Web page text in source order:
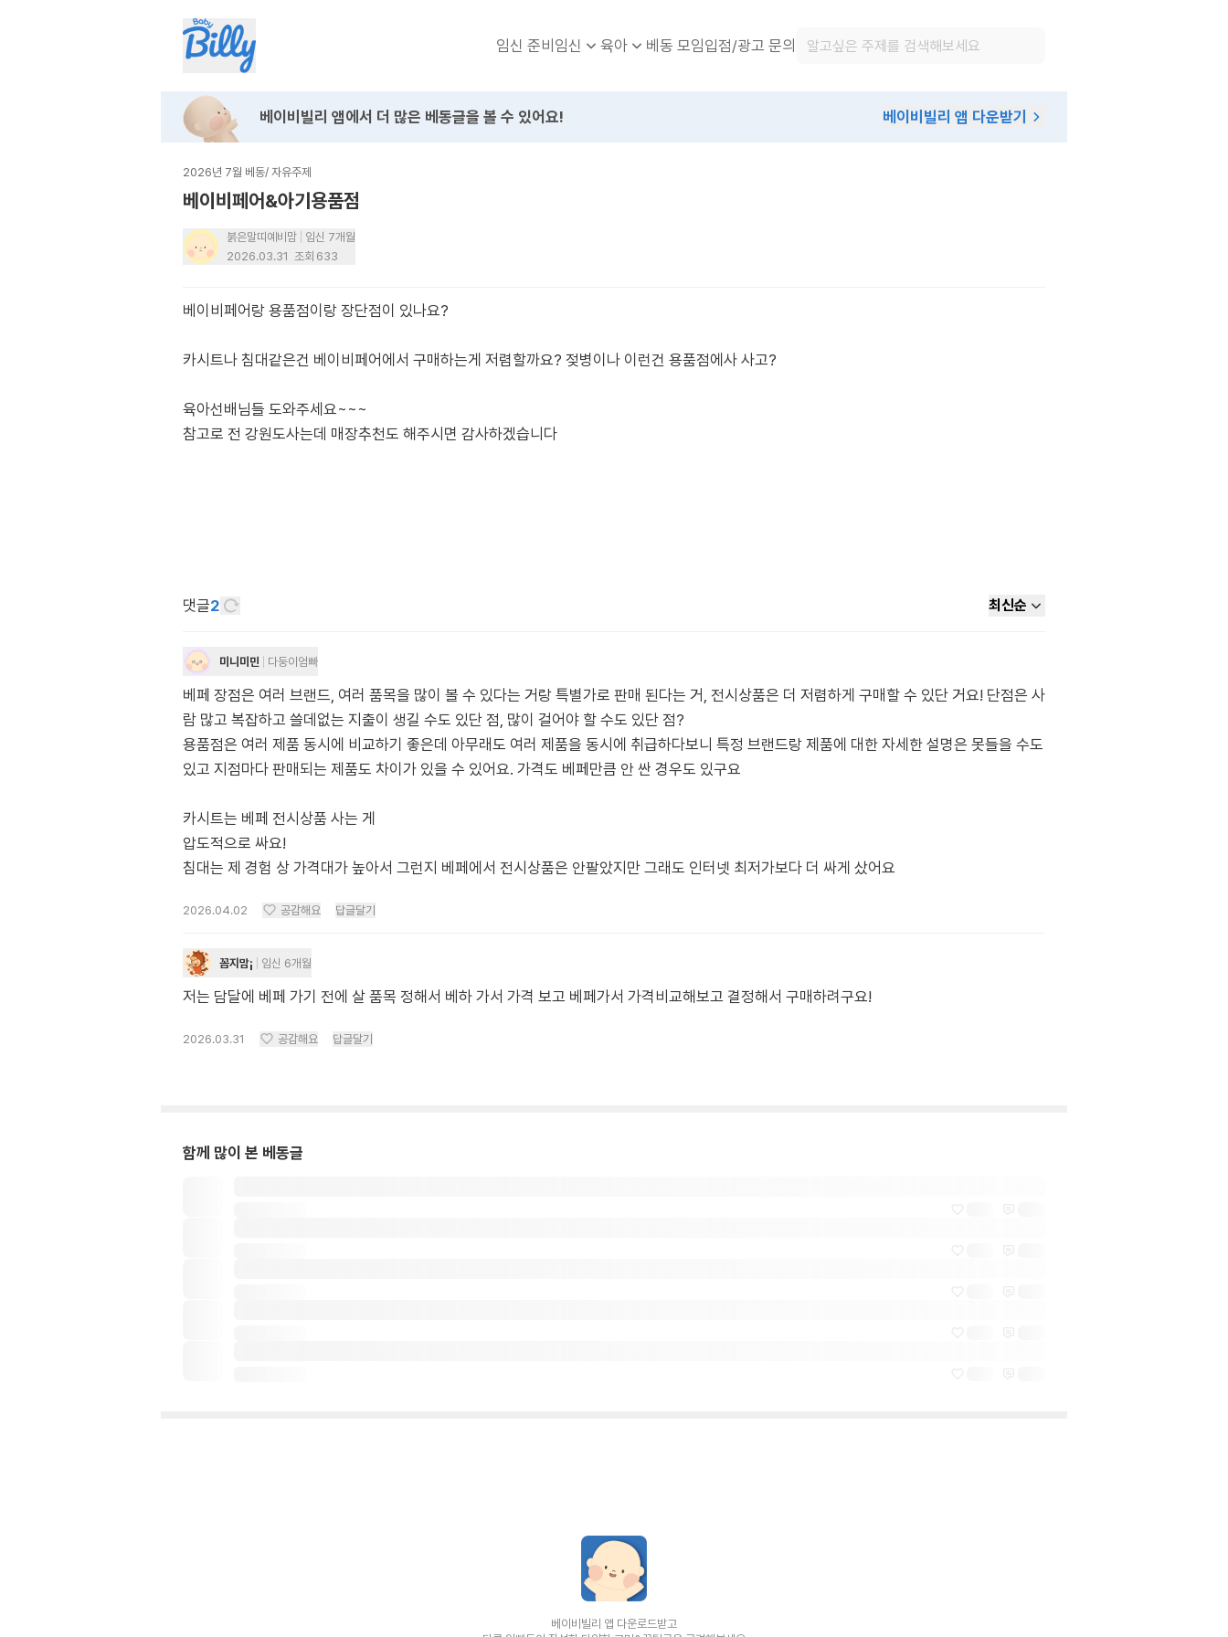
임신 준비임신 육아 베동 모임입점/광고 문의
베이비빌리 앱에서 더 많은 베동글을 볼 수 있어요! 베이비빌리 앱 다운받기
2026년 7월 베동/ 자유주제
베이비페어&아기용품점
붉은말띠예비맘
임신 7개월
2026.03.31 조회 633
베이비페어랑 용품점이랑 장단점이 있나요?
카시트나 침대같은건 베이비페어에서 구매하는게 저렴할까요? 젖병이나 이런건 용품점에사 사고?
육아선배님들 도와주세요~~~
참고로 전 강원도사는데 매장추천도 해주시면 감사하겠습니다
댓글2 최신순
미니미민 다둥이엄빠
베페 장점은 여러 브랜드, 여러 품목을 많이 볼 수 있다는 거랑 특별가로 판매 된다는 거, 전시상품은 더 저렴하게 구매할 수 있단 거요! 단점은 사
람 많고 복잡하고 쓸데없는 지출이 생길 수도 있단 점, 많이 걸어야 할 수도 있단 점?
용품점은 여러 제품 동시에 비교하기 좋은데 아무래도 여러 제품을 동시에 취급하다보니 특정 브랜드랑 제품에 대한 자세한 설명은 못들을 수도
있고 지점마다 판매되는 제품도 차이가 있을 수 있어요. 가격도 베페만큼 안 싼 경우도 있구요
카시트는 베페 전시상품 사는 게
압도적으로 싸요!
침대는 제 경험 상 가격대가 높아서 그런지 베페에서 전시상품은 안팔았지만 그래도 인터넷 최저가보다 더 싸게 샀어요
2026.04.02 공감해요 답글달기
꼼지맘¡ 임신 6개월
저는 담달에 베페 가기 전에 살 품목 정해서 베하 가서 가격 보고 베페가서 가격비교해보고 결정해서 구매하려구요!
2026.03.31 공감해요 답글달기
함께 많이 본 베동글
베이비빌리 앱 다운로드받고